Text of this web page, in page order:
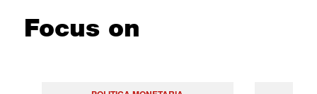
Focus on